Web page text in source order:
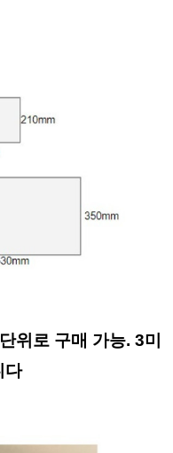
위로 구매 가능. 3미
다